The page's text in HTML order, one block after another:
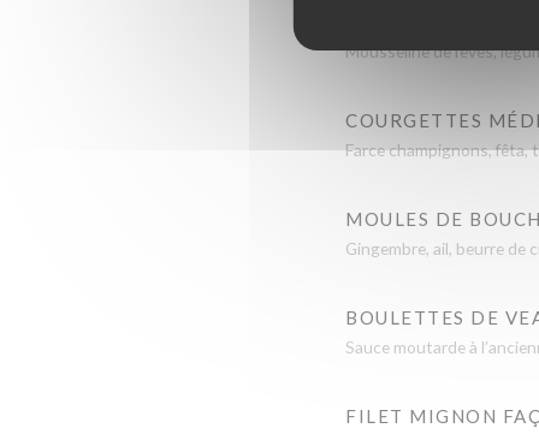
Mousseline de fèves,
COURGETTES
Farce champignons, fêta,
MOULES DE
Gingembre, ail, beurre de
BOULETTES DE
Sauce moutarde à
FILET MIGNON